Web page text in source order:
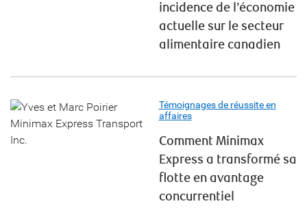
incidence de l’économie
actuelle sur le secteur
alimentaire canadien
Témoignages de réussite en
affaires
Comment Minimax
Express a transformé sa
flotte en avantage
concurrentiel